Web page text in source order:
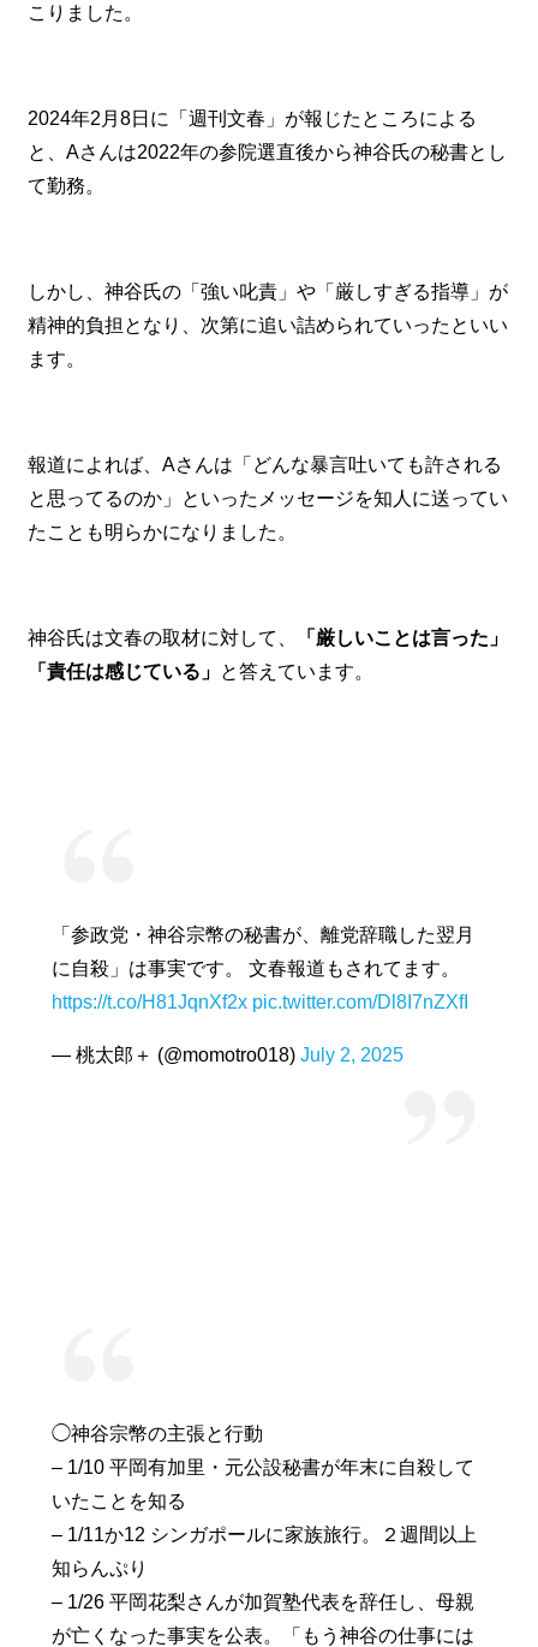
こりました。
2024年2月8日に「週刊文春」が報じたところによる
と、Aさんは2022年の参院選直後から神谷氏の秘書とし
て勤務。
しかし、神谷氏の「強い叱責」や「厳しすぎる指導」が
精神的負担となり、次第に追い詰められていったといい
ます。
報道によれば、Aさんは「どんな暴言吐いても許される
と思ってるのか」といったメッセージを知人に送ってい
たことも明らかになりました。
神谷氏は文春の取材に対して、
「厳しいことは言った」
「責任は感じている」 と答えています。
「参政党・神谷宗幣の秘書が、離党辞職した翌月
に自殺」は事実です。 文春報道もされてます。
https://t.co/H81JqnXf2x pic.twitter.com/Dl8I7nZXfI
— 桃太郎＋ (@momotro018) July 2, 2025
◯神谷宗幣の主張と行動
– 1/10 平岡有加里・元公設秘書が年末に自殺して
いたことを知る
– 1/11か12 シンガポールに家族旅行。２週間以上
知らんぷり
– 1/26 平岡花梨さんが加賀塾代表を辞任し、母親
が亡くなった事実を公表。「もう神谷の仕事には